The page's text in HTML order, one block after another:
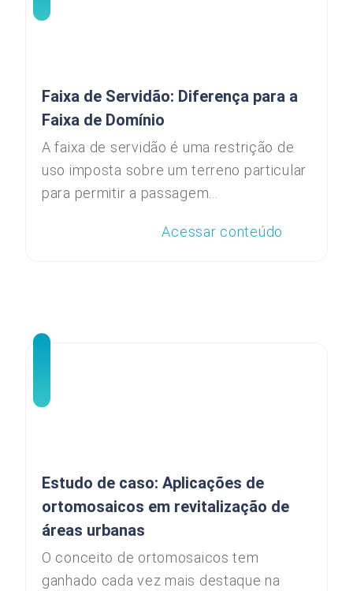
Faixa de Servidão: Diferença para a
Faixa de Domínio
A faixa de servidão é uma restrição de
uso imposta sobre um terreno particular
para permitir a passagem...
Acessar conteúdo
Estudo de caso: Aplicações de
ortomosaicos em revitalização de
áreas urbanas
O conceito de ortomosaicos tem
ganhado cada vez mais destaque na